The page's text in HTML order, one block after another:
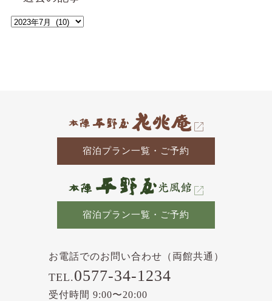
過
宿泊プラン一覧・ご予約
宿泊プラン一覧・ご予約
お電話でのお問い合わせ（両館共通）
TEL.0577-34-1234
受付時間 9:00〜20:00